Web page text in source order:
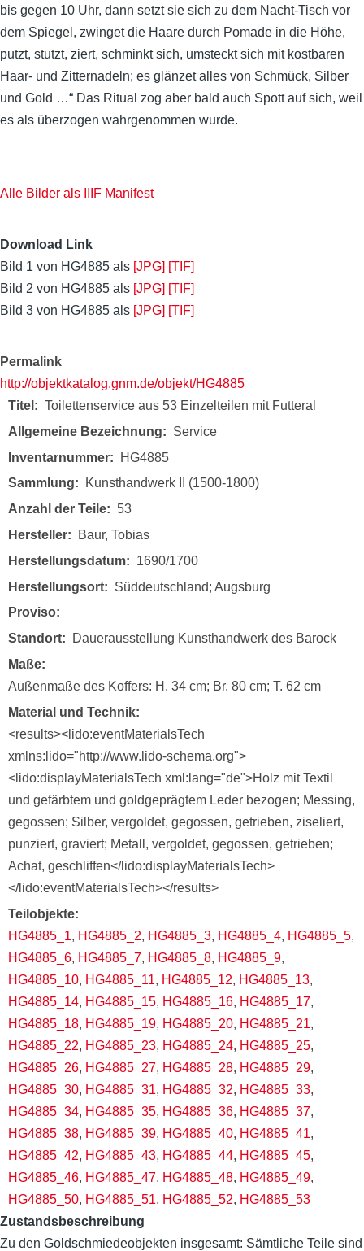
bis gegen 10 Uhr, dann setzt sie sich zu dem Nacht-Tisch vor
dem Spiegel, zwinget die Haare durch Pomade in die Höhe,
putzt, stutzt, ziert, schminkt sich, umsteckt sich mit kostbaren
Haar- und Zitternadeln; es glänzet alles von Schmück, Silber
und Gold …“ Das Ritual zog aber bald auch Spott auf sich, weil
es als überzogen wahrgenommen wurde.
Alle Bilder als IIIF Manifest
Download Link
Bild 1 von HG4885 als [JPG] [TIF]
Bild 2 von HG4885 als [JPG] [TIF]
Bild 3 von HG4885 als [JPG] [TIF]
Permalink
http://objektkatalog.gnm.de/objekt/HG4885
Titel
Toilettenservice aus 53 Einzelteilen mit Futteral
Allgemeine Bezeichnung
Service
Inventarnummer
HG4885
Sammlung
Kunsthandwerk II (1500-1800)
Anzahl der Teile
53
Hersteller
Baur, Tobias
Herstellungsdatum
1690/1700
Herstellungsort
Süddeutschland; Augsburg
Proviso
Standort
Dauerausstellung Kunsthandwerk des Barock
Maße
Außenmaße des Koffers: H. 34 cm; Br. 80 cm; T. 62 cm
Material und Technik
<results><lido:eventMaterialsTech
xmlns:lido="http://www.lido-schema.org">
<lido:displayMaterialsTech xml:lang="de">Holz mit Textil
und gefärbtem und goldgeprägtem Leder bezogen; Messing,
gegossen; Silber, vergoldet, gegossen, getrieben, ziseliert,
punziert, graviert; Metall, vergoldet, gegossen, getrieben;
Achat, geschliffen</lido:displayMaterialsTech>
</lido:eventMaterialsTech></results>
Teilobjekte
HG4885_1, HG4885_2, HG4885_3, HG4885_4, HG4885_5,
HG4885_6, HG4885_7, HG4885_8, HG4885_9,
HG4885_10, HG4885_11, HG4885_12, HG4885_13,
HG4885_14, HG4885_15, HG4885_16, HG4885_17,
HG4885_18, HG4885_19, HG4885_20, HG4885_21,
HG4885_22, HG4885_23, HG4885_24, HG4885_25,
HG4885_26, HG4885_27, HG4885_28, HG4885_29,
HG4885_30, HG4885_31, HG4885_32, HG4885_33,
HG4885_34, HG4885_35, HG4885_36, HG4885_37,
HG4885_38, HG4885_39, HG4885_40, HG4885_41,
HG4885_42, HG4885_43, HG4885_44, HG4885_45,
HG4885_46, HG4885_47, HG4885_48, HG4885_49,
HG4885_50, HG4885_51, HG4885_52, HG4885_53
Zustandsbeschreibung
Zu den Goldschmiedeobjekten insgesamt: Sämtliche Teile sind